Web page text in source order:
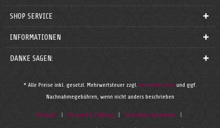
SHOP SERVICE
INFORMATIONEN
DANKE SAGEN:
* Alle Preise inkl. gesetzl. Mehrwertsteuer zzgl. Versandkosten und ggf.
Nachnahmegebühren, wenn nicht anders beschrieben
Kontakt Versand & Zahlung Stromkostenrechner